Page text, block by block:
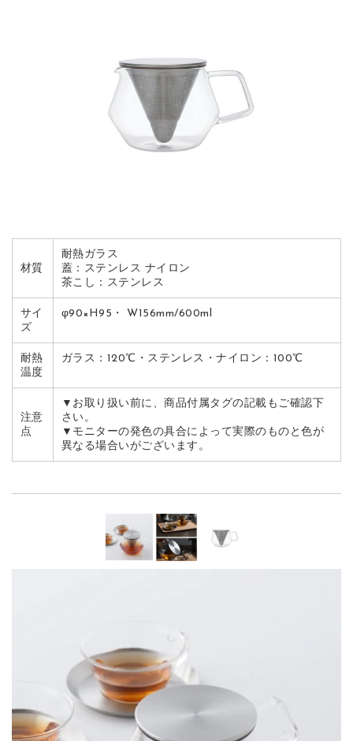
材質
耐熱ガラス
蓋：ステンレス ナイロン
茶こし：ステンレス
サイ
ズ
φ90×H95・ W156mm/600ml
耐熱
温度
ガラス：120℃・ステンレス・ナイロン：100℃
注意
点
▼お取り扱い前に、商品付属タグの記載もご確認下
さい。
▼モニターの発色の具合によって実際のものと色が
異なる場合いがございます。